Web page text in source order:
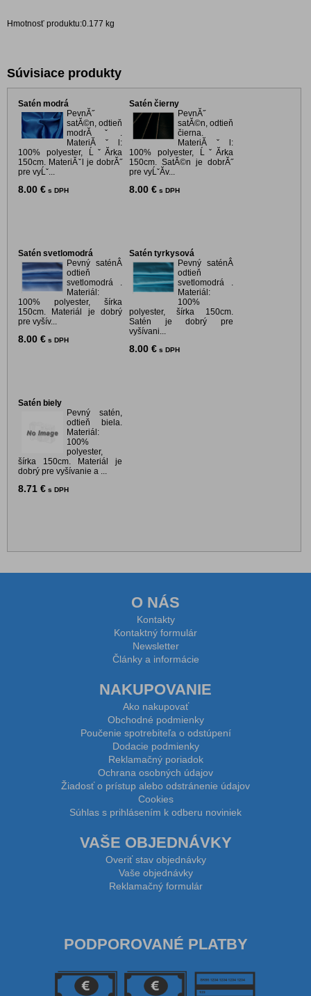
Hmotnosť produktu:0.177 kg
Súvisiace produkty
Satén modrá
PevnĂ˝
satĂ©n, odtieň
modrĂˇ.
MateriĂˇl:
100% polyester, ĹˇĂ­rka
150cm. MateriĂˇl je dobrĂ˝
pre vyĹˇ...
8.00 € s DPH
Satén čierny
PevnĂ˝
satĂ©n, odtieň
čierna.
MateriĂˇl:
100% polyester, ĹˇĂ­rka
150cm. SatĂ©n je dobrĂ˝
pre vyĹˇĂ­v...
8.00 € s DPH
Satén svetlomodrá
Pevný saténÂ
odtieň
svetlomodrá .
Materiál:
100% polyester, šírka
150cm. Materiál je dobrý
pre vyšív...
8.00 € s DPH
Satén tyrkysová
Pevný saténÂ
odtieň
svetlomodrá .
Materiál:
100%
polyester, šírka 150cm.
Satén je dobrý pre
vyšívani...
8.00 € s DPH
Satén biely
Pevný satén,
odtieň biela.
Materiál:
100%
polyester,
šírka 150cm. Materiál je
dobrý pre vyšívanie a ...
8.71 € s DPH
O NÁS
Kontakty
Kontaktný formulár
Newsletter
Články a informácie
NAKUPOVANIE
Ako nakupovať
Obchodné podmienky
Poučenie spotrebiteľa o odstúpení
Dodacie podmienky
Reklamačný poriadok
Ochrana osobných údajov
Žiadosť o prístup alebo odstránenie údajov
Cookies
Súhlas s prihlásením k odberu noviniek
VAŠE OBJEDNÁVKY
Overiť stav objednávky
Vaše objednávky
Reklamačný formulár
PODPOROVANÉ PLATBY